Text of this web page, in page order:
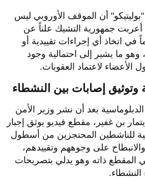
أن الموقف الأوروبي ليس
جمهورية التشيك علناً عن
في اتخاذ أي إجراءات تقييدية أو
ما يشير إلى احتمالية وجود
الأعضاء لاعتماد العقوبات.
وتوثيق إصابات بين النشطاء
بعد أن نشر وزير الأمن
بن غفير، مقطع فيديو يوثق إجبار
للناشطين المحتجزين من أسطول
على وجوههم وتقييدهم،
ذاته وهو يدلي بتصريحات
النشطاء.